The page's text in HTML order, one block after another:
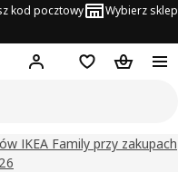
kod pocztowy Wybierz sklep
Hej! Zaloguj się
Lista zakupowa
Koszyk
IKEA Family przy zakupach